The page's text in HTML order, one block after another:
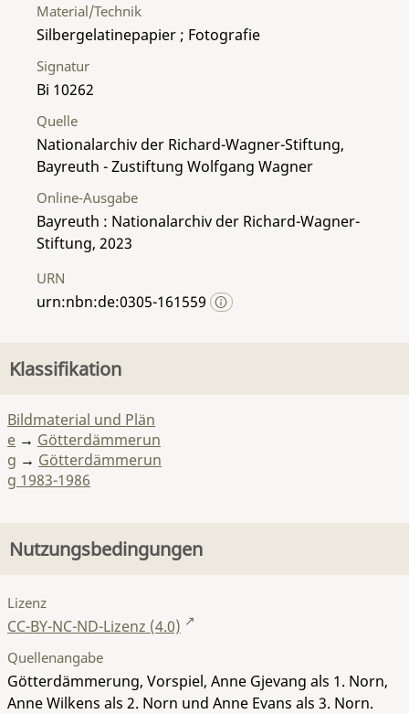
Material/Technik
Silbergelatinepapier ; Fotografie
Signatur
Bi 10262
Quelle
Nationalarchiv der Richard-Wagner-Stiftung,
Bayreuth - Zustiftung Wolfgang Wagner
Online-Ausgabe
Bayreuth : Nationalarchiv der Richard-Wagner-
Stiftung, 2023
URN
urn:nbn:de:0305-161559
Klassifikation
Bildmaterial und Plän
e → Götterdämmerun
g → Götterdämmerun
g 1983-1986
Nutzungsbedingungen
Lizenz
CC-BY-NC-ND-Lizenz (4.0)
Quellenangabe
Götterdämmerung, Vorspiel, Anne Gjevang als 1. Norn,
Anne Wilkens als 2. Norn und Anne Evans als 3. Norn.